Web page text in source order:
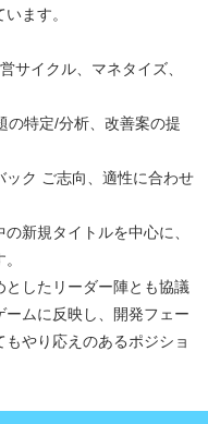
ます。
イクル、マネタイズ、
特定/分析、改善案の提
ック ご志向、適性に合わせ
新規タイトルを中心に、
したリーダー陣とも協議
ームに反映し、開発フェー
やり応えのあるポジショ